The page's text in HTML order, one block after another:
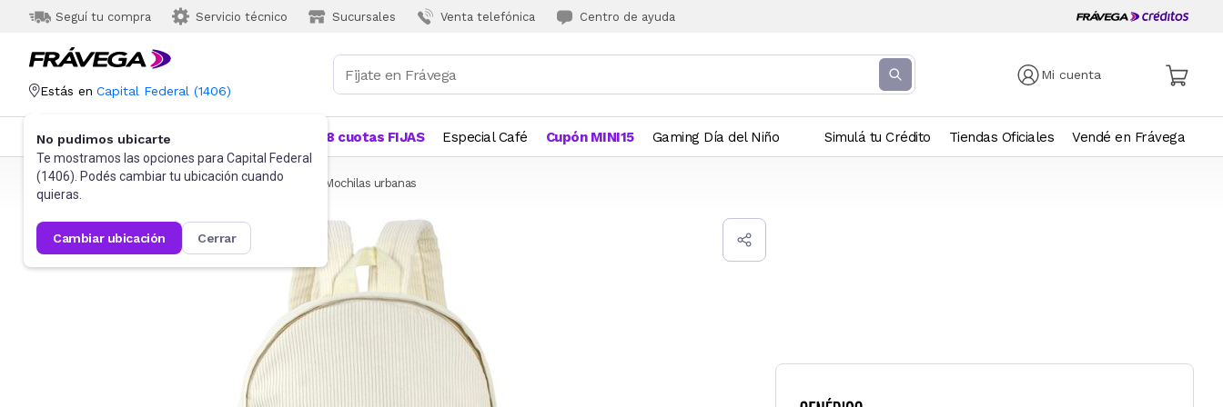
Seguí tu compra Servicio técnico Sucursales Venta telefónica Centro de ayuda
Mi cuenta
Estás en Capital Federal (1406)
No pudimos ubicarte
Te mostramos las opciones para Capital Federal
(1406). Podés cambiar tu ubicación cuando
quieras.
cambiar ubicación cerrar
Categorías Más Vendidos 18 cuotas FIJAS Especial Café Cupón MINI15 Gaming Día del Niño Simulá tu Crédito Tiendas Oficiales Vendé en Frávega
Frávega Indumentaria Accesorios Mochilas Mochilas urbanas